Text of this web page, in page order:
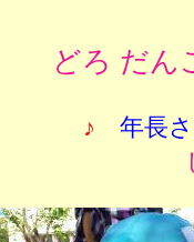
どろ だん
♪ 年長さ